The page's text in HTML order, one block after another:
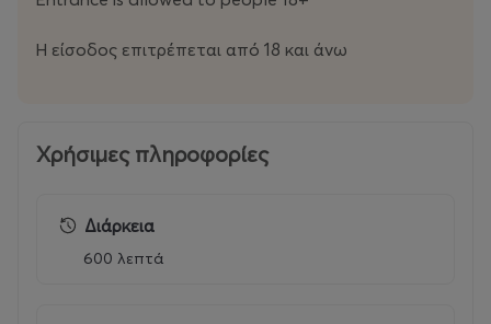
Η είσοδος επιτρέπεται από 18 και άνω
Χρήσιμες πληροφορίες
Διάρκεια
600 λεπτά